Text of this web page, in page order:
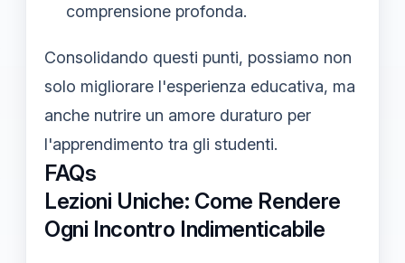
comprensione profonda.
Consolidando questi punti, possiamo non
solo migliorare l'esperienza educativa, ma
anche nutrire un amore duraturo per
l'apprendimento tra gli studenti.
FAQs
Lezioni Uniche: Come Rendere
Ogni Incontro Indimenticabile